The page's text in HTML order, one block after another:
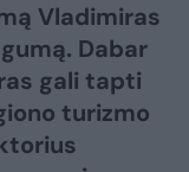
Vladimiras
Dabar
gali tapti
turizmo